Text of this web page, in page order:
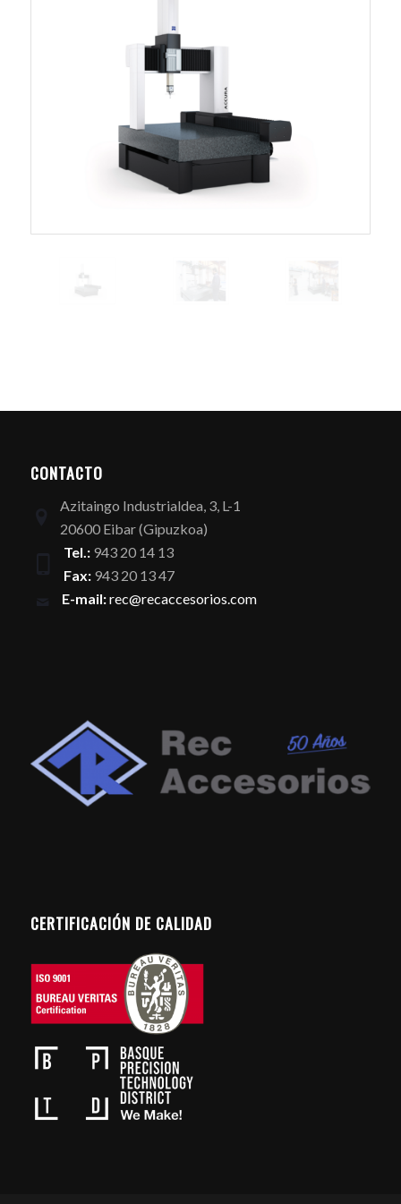
CONTACTO
Azitaingo Industrialdea, 3, L-1
20600 Eibar (Gipuzkoa)
Tel.:943 20 14 13
Fax:943 20 13 47
E-mail:rec@recaccesorios.com
CERTIFICACIÓN DE CALIDAD